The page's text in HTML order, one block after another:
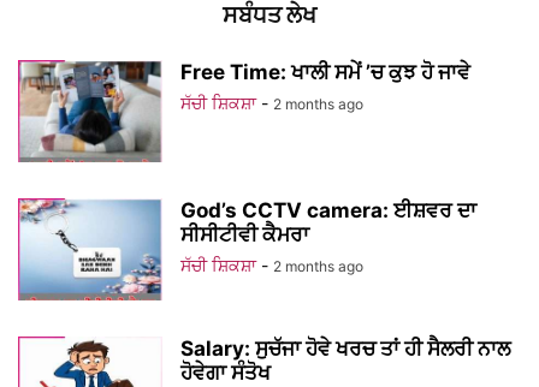
ਸਬੰਧਤ ਲੇਖ
Free Time: ਖਾਲੀ ਸਮੇਂ ’ਚ ਕੁਝ ਹੋ ਜਾਵੇ
ਸੱਚੀ ਸ਼ਿਕਸ਼ਾ - 2 months ago
God’s CCTV camera: ਈਸ਼ਵਰ ਦਾ
ਸੀਸੀਟੀਵੀ ਕੈਮਰਾ
ਸੱਚੀ ਸ਼ਿਕਸ਼ਾ - 2 months ago
Salary: ਸੁਚੱਜਾ ਹੋਵੇ ਖਰਚ ਤਾਂ ਹੀ ਸੈਲਰੀ ਨਾਲ
ਹੋਵੇਗਾ ਸੰਤੋਖ